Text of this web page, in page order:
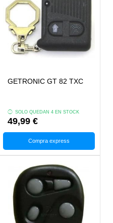
GETRONIC GT 82 TXC
SOLO QUEDAN 4 EN STOCK
49,99 €
Compra express